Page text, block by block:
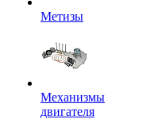
Метизы
Механизмы
двигателя